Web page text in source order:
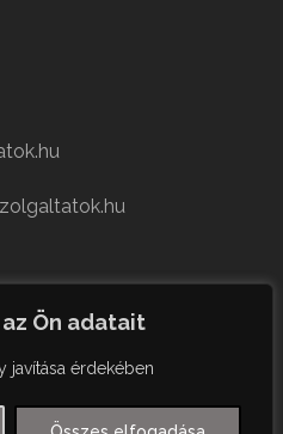
Ön adatait
javítása érdekében
English
Czech
German